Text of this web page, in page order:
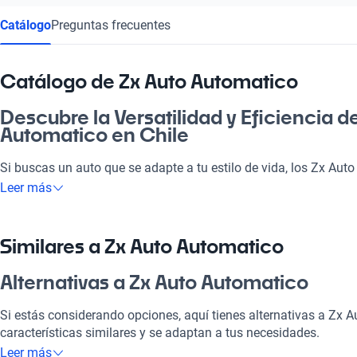
CatálogoPreguntas frecuentes
Catálogo de Zx Auto Automatico
Descubre la Versatilidad y Eficiencia
Automatico en Chile
Si buscas un auto que se adapte a tu estilo de vida, los Zx
excepcional. No solo cuentan con un rendimiento eficiente, sino
amigos. En el competitivo mercado automotriz chileno, optar
significa elegir un vehículo que se caracteriza por su fiabilidad
necesidades. Además, estos autos están diseñados para
volante, tanto en la ciudad como en la carretera.
¿Por qué elegir Zx Auto Automatico?
Leer más
Similares a Zx Auto Automatico
Alternativas a Zx Auto Automatico
Si estás considerando opciones, aquí tienes alternativas a Zx
características similares y se adaptan a tus necesidades.
Leer más